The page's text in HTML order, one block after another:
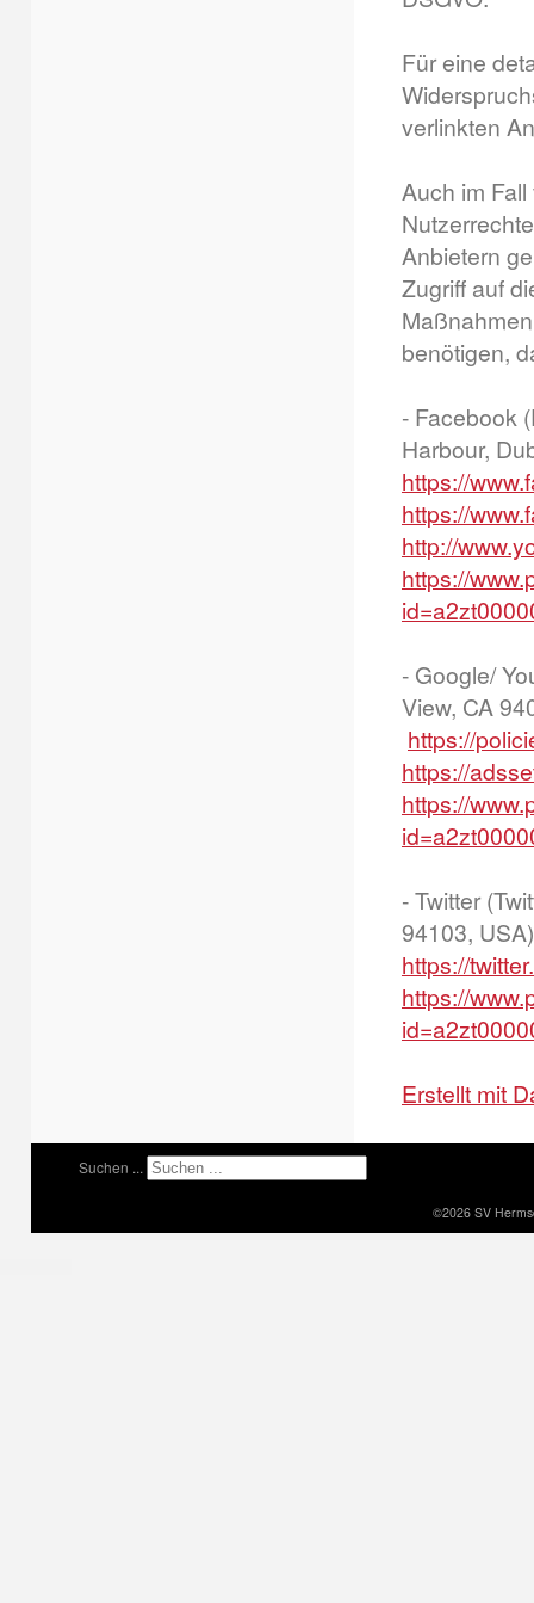
Für eine
verlinkten
Auch im
Anbietern
Zugriff auf
benötigen,
- Facebook
Harbour,
https://
https://
http://
https://
- Google/
View, CA
https://
https://
https://
- Twitter
94103,
https://
https://
Erstellt mit
Suchen ...
©2026 SV